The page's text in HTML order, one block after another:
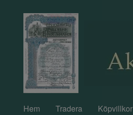
Hem Tradera Köpvillkor